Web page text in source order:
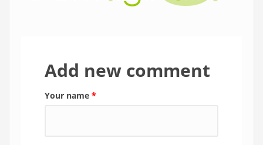
Add new comment
Your name *